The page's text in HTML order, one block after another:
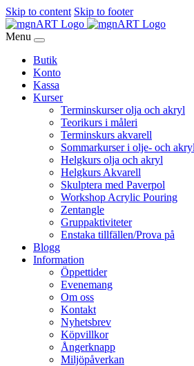
Skip to content Skip to footer
Menu
Butik
Konto
Kassa
Kurser
Terminskurser olja och akryl
Teorikurs i måleri
Terminskurs akvarell
Sommarkurser i olje- och
Helgkurs olja och akryl
Helgkurs Akvarell
Skulptera med Paverpol
Workshop Acrylic Pouring
Zentangle
Gruppaktiviteter
Enstaka tillfällen/Prova på
Blogg
Information
Öppettider
Evenemang
Om oss
Kontakt
Nyhetsbrev
Köpvillkor
Ångerknapp
Miljöpåverkan